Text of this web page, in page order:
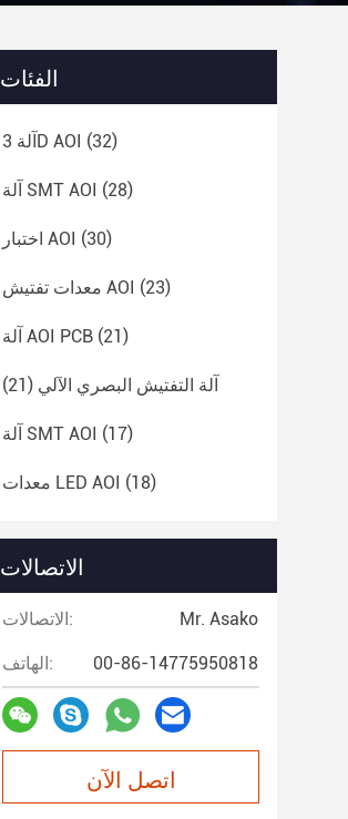
الفئات
آلة 3D AOI (32)
آلة SMT AOI (28)
اختبار AOI (30)
معدات تفتيش AOI (23)
آلة AOI PCB (21)
آلة التفتيش البصري الآلي (21)
آلة SMT AOI (17)
معدات LED AOI (18)
الاتصالات
الاتصالات: Mr. Asako
الهاتف: 00-86-14775950818
اتصل الآن